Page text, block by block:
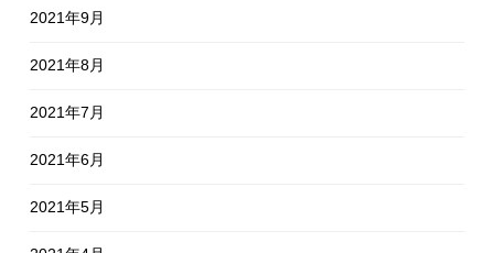
2021年9月
2021年8月
2021年7月
2021年6月
2021年5月